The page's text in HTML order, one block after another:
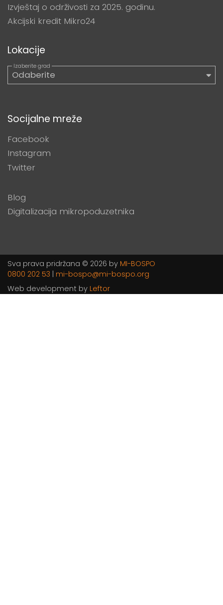
Izvještaj o održivosti za 2025. godinu.
Akcijski kredit Mikro24
Lokacije
Socijalne mreže
Facebook
Instagram
Twitter
Blog
Digitalizacija mikropoduzetnika
Sva prava pridržana © 2026 by MI-BOSPO
0800 202 53 | mi-bospo@mi-bospo.org
Web development by Leftor